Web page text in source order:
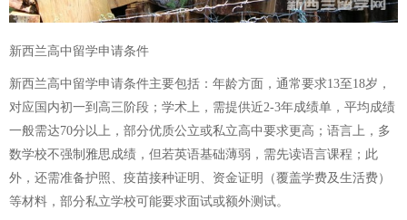
新西兰高中留学申请条件
新西兰高中留学申请条件主要包括：年龄方面，通常要求13至18岁，
对应国内初一到高三阶段；学术上，需提供近2-3年成绩单，平均成绩
一般需达70分以上，部分优质公立或私立高中要求更高；语言上，多
数学校不强制雅思成绩，但若英语基础薄弱，需先读语言课程；此
外，还需准备护照、疫苗接种证明、资金证明（覆盖学费及生活费）
等材料，部分私立学校可能要求面试或额外测试。